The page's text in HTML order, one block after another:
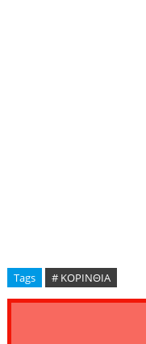
Tags # ΚΟΡΙΝΘΙΑ